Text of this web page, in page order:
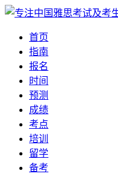
首页
指南
报名
时间
预测
成绩
考点
培训
留学
备考